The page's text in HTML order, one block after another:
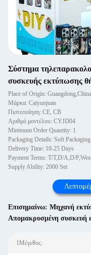
Σύστημα
συσκευής εκτύπωσης
Place of Origin: Guangdong,China
Μάρκα: Caiyunjuan
Πιστοποίηση: CE, CB
Αριθμό μοντέλου: CYJD04
Minimum Order Quantity: 1
Packaging Details: Soft
Delivery Time: 10-25 Days
Payment Terms: T/T,D/A,D/
Supply Ability: 2000 Set
Επισημαίνω: Μηχανή
Απομακρυσμένη συσκευή
1Μέγεθος: